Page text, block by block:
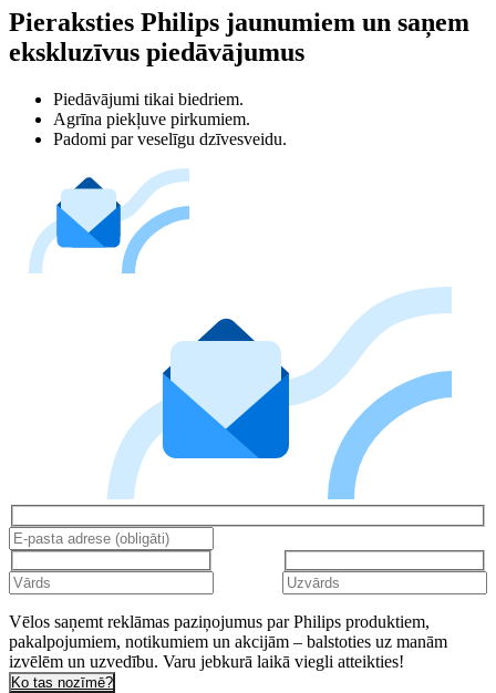
Pieraksties Philips jaunumiem un saņem
ekskluzīvus piedāvājumus
Piedāvājumi tikai biedriem.
Agrīna piekļuve pirkumiem.
Padomi par veselīgu dzīvesveidu.
Vēlos saņemt reklāmas paziņojumus par Philips produktiem,
pakalpojumiem, notikumiem un akcijām – balstoties uz manām
izvēlēm un uzvedību. Varu jebkurā laikā viegli atteikties!
Ko tas nozīmē?